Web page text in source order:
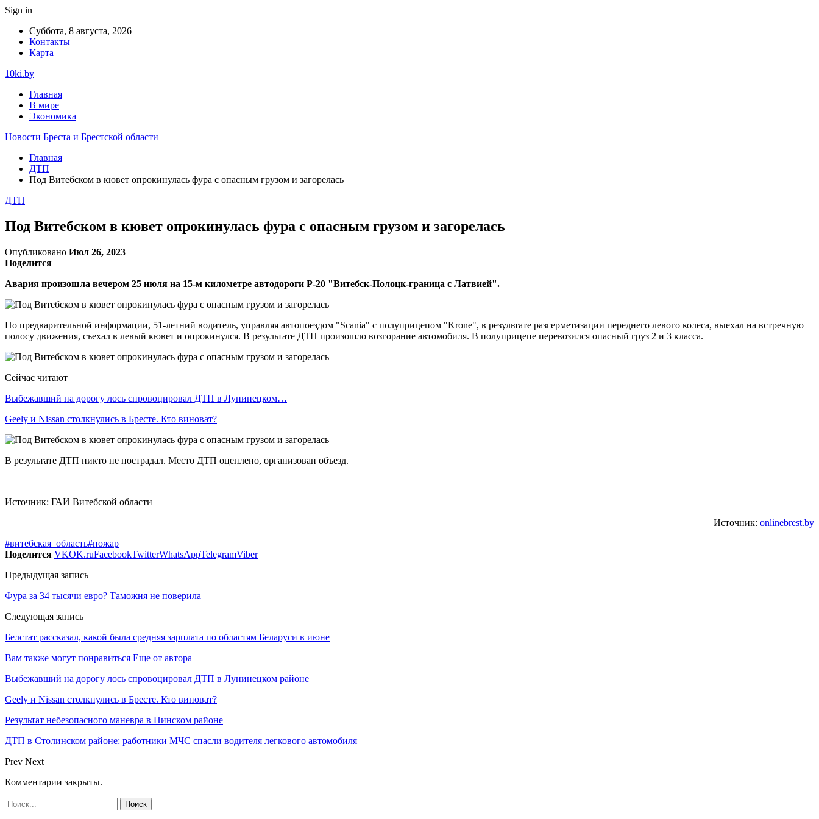
Sign in
Суббота, 8 августа, 2026
Контакты
Карта
10ki.by
Главная
В мире
Экономика
Новости Бреста и Брестской области
Главная
ДТП
Под Витебском в кювет опрокинулась фура с опасным грузом и загорелась
ДТП
Под Витебском в кювет опрокинулась фура с опасным грузом и загорелась
Опубликовано Июл 26, 2023
Поделится
Авария произошла вечером 25 июля на 15-м километре автодороги Р-20 "Витебск-Полоцк-граница с Латвией".
По предварительной информации, 51-летний водитель, управляя автопоездом "Scania" с полуприцепом "Krone", в результате разгерметизации переднего левого колеса, выехал на встречную
полосу движения, съехал в левый кювет и опрокинулся. В результате ДТП произошло возгорание автомобиля. В полуприцепе перевозился опасный груз 2 и 3 класса.
Сейчас читают
Выбежавший на дорогу лось спровоцировал ДТП в Лунинецком…
Geely и Nissan столкнулись в Бресте. Кто виноват?
В результате ДТП никто не пострадал. Место ДТП оцеплено, организован объезд.
Источник: ГАИ Витебской области
Источник: onlinebrest.by
#витебская_область#пожар
Поделится VKOK.ruFacebookTwitterWhatsAppTelegramViber
Предыдущая запись
Фура за 34 тысячи евро? Таможня не поверила
Следующая запись
Белстат рассказал, какой была средняя зарплата по областям Беларуси в июне
Вам также могут понравиться Еще от автора
Выбежавший на дорогу лось спровоцировал ДТП в Лунинецком районе
Geely и Nissan столкнулись в Бресте. Кто виноват?
Результат небезопасного маневра в Пинском районе
ДТП в Столинском районе: работники МЧС спасли водителя легкового автомобиля
Prev Next
Комментарии закрыты.